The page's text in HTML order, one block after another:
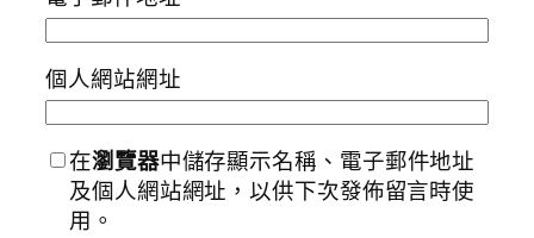
個人網站網址
在瀏覽器中儲存顯示名稱、電子郵件地址
及個人網站網址，以供下次發佈留言時使
用。